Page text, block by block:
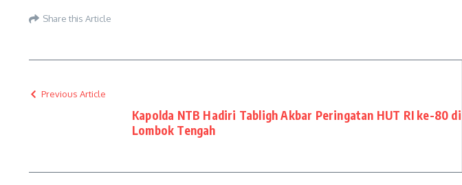
Share this Article
Previous Article
Kapolda NTB Hadiri Tabligh Akbar Peringatan HUT RI ke-80 di
Lombok Tengah